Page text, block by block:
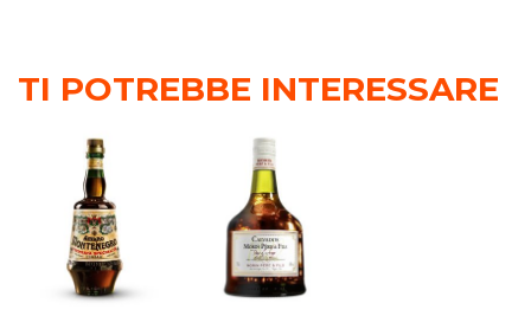
TI POTREBBE INTERESSARE